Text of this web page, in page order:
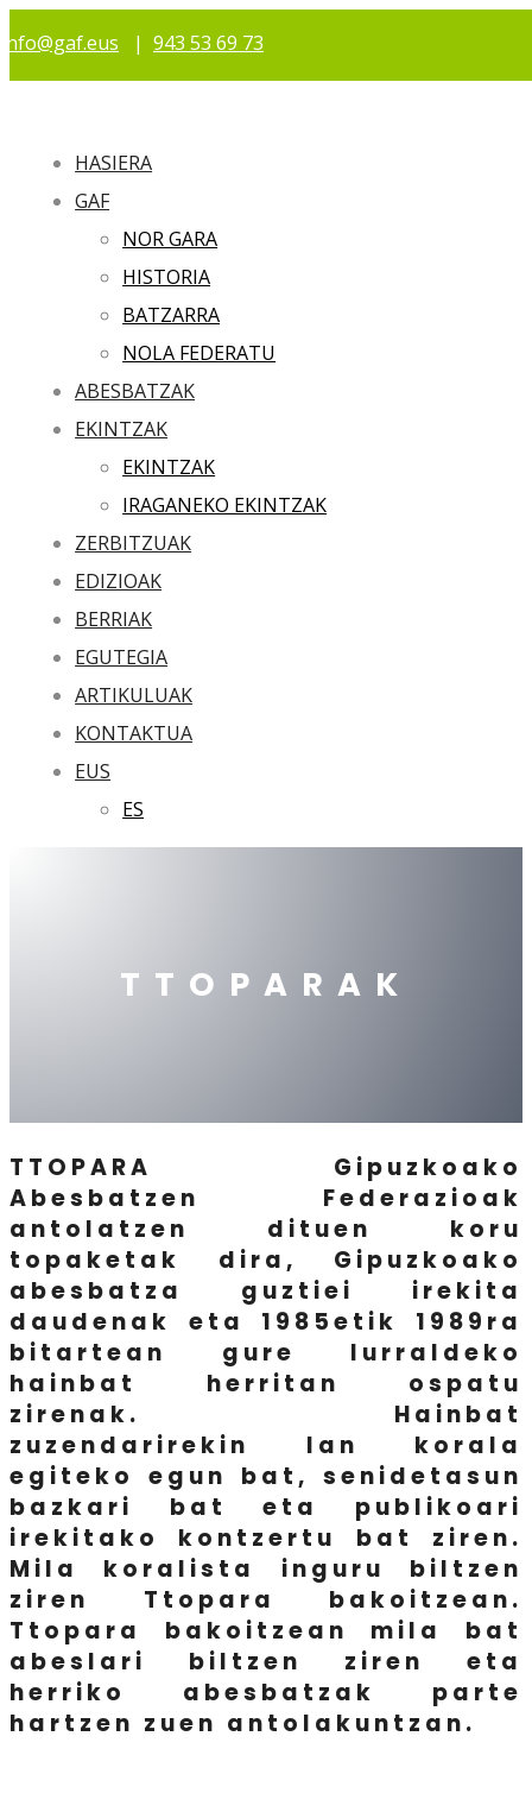
info@gaf.eus | 943 53 69 73
HASIERA
GAF
NOR GARA
HISTORIA
BATZARRA
NOLA FEDERATU
ABESBATZAK
EKINTZAK
EKINTZAK
IRAGANEKO EKINTZAK
ZERBITZUAK
EDIZIOAK
BERRIAK
EGUTEGIA
ARTIKULUAK
KONTAKTUA
EUS
ES
TTOPARAK
TTOPARA Gipuzkoako
Abesbatzen Federazioak
antolatzen dituen koru
topaketak dira, Gipuzkoako
abesbatza guztiei irekita
daudenak eta 1985etik 1989ra
bitartean gure lurraldeko
hainbat herritan ospatu
zirenak. Hainbat
zuzendarirekin lan korala
egiteko egun bat, senidetasun
bazkari bat eta publikoari
irekitako kontzertu bat ziren.
Mila koralista inguru biltzen
ziren Ttopara bakoitzean.
Ttopara bakoitzean mila bat
abeslari biltzen ziren eta
herriko abesbatzak parte
hartzen zuen antolakuntzan.